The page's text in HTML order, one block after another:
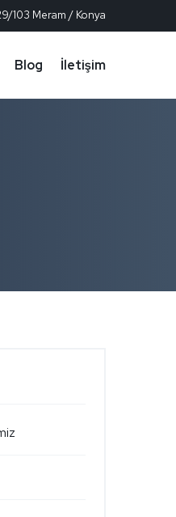
103 Meram / Konya
Blog İletişim